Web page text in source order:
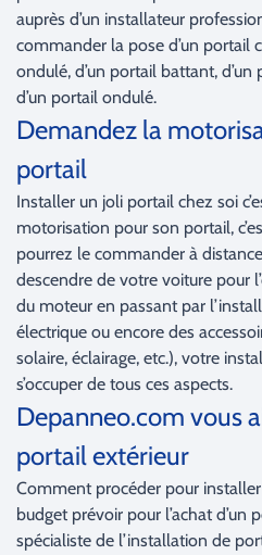
auprès d’un installateur
commander la pose d’un portail
ondulé, d’un portail battant,
d’un portail ondulé.
Demandez la
portail
Installer un joli portail chez soi
motorisation pour son portail,
pourrez le commander à
descendre de votre voiture pour
du moteur en passant par
électrique ou encore des
solaire, éclairage, etc.), votre
s’occuper de tous ces aspects.
Depanneo.com vous
portail extérieur
Comment procéder pour
budget prévoir pour l’achat d’un
spécialiste de l’installation de